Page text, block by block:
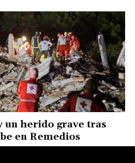
un herido grave tras
en Remedios